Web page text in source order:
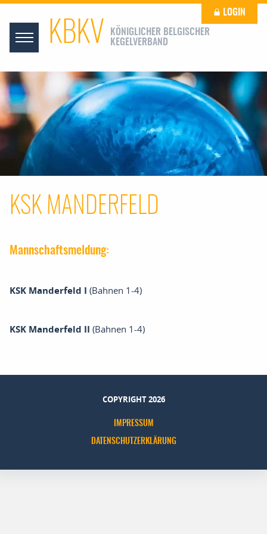
KBKV
KÖNIGLICHER BELGISCHER
KEGELVERBAND
LOGIN
KSK MANDERFELD
Mannschaftsmeldung:
KSK Manderfeld I (Bahnen 1-4)
KSK Manderfeld II (Bahnen 1-4)
COPYRIGHT 2026
IMPRESSUM
DATENSCHUTZERKLÄRUNG